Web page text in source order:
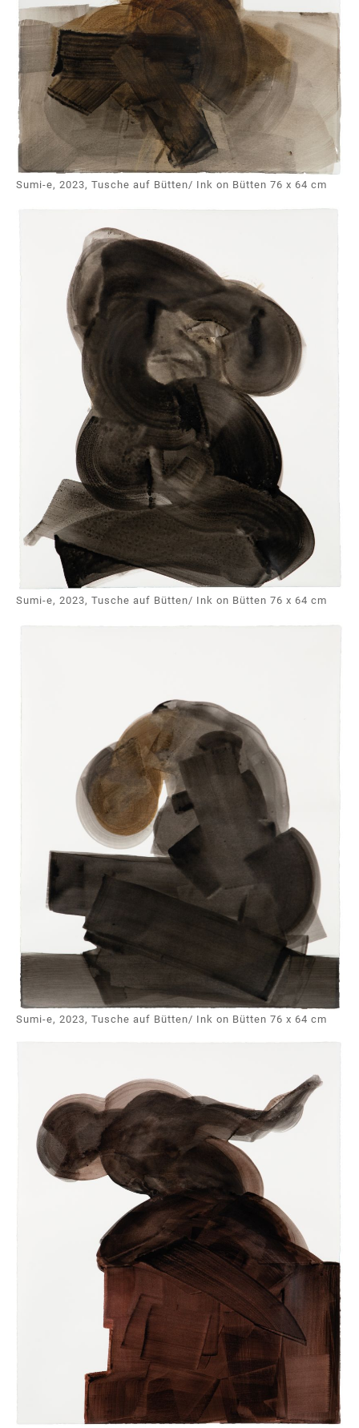
Sumi-e, 2023, Tusche auf Bütten/ Ink on Bütten 76 x 64 cm
Sumi-e, 2023, Tusche auf Bütten/ Ink on Bütten 76 x 64 cm
Sumi-e, 2023, Tusche auf Bütten/ Ink on Bütten 76 x 64 cm